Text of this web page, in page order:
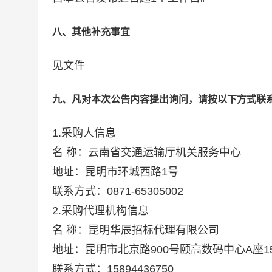
八、其他补充事宜
见文件
九、凡对本次公告内容提出询问，请按以下方式联
1.采购人信息
名 称：云南省交通运输厅机关服务中心
地址：昆明市环城西路1号
联系方式：0871-65305002
2.采购代理机构信息
名 称：昆明华辰招标代理有限公司
地址：昆明市北京路900号颐高数码中心A座
联系方式：15894436750